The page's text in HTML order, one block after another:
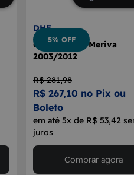
DHF
Cárter Motor Meriva
2003/2012
R$ 281,98
R$ 267,10 no Pix ou
Boleto
em até 5x de R$ 53,42
juros
5% OFF
Comprar agora